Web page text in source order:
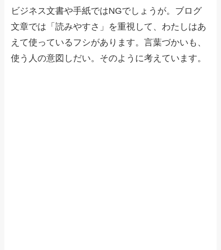
ビジネス文書や手紙ではNGでしょうが。ブログ
文章では「読みやすさ」を重視して、わたしはあ
えて使っているフシがあります。言葉づかいも、
使う人の意図しだい。そのように考えています。